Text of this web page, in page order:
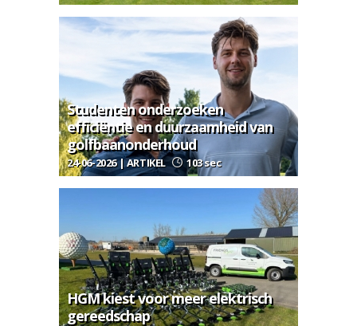
Studenten onderzoeken
efficiëntie en duurzaamheid van
golfbaanonderhoud
24-06-2026 | ARTIKEL 103 sec
HGM kiest voor meer elektrisch
gereedschap